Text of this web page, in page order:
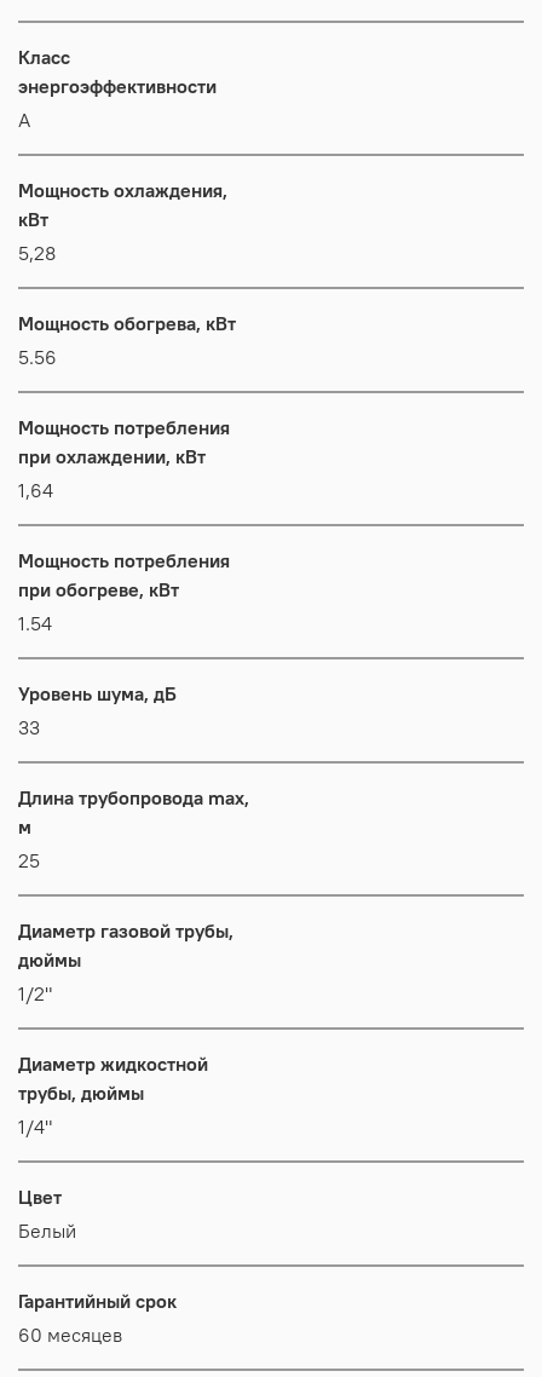
Класс
энергоэффективности
А
Мощность охлаждения,
кВт
5,28
Мощность обогрева, кВт
5.56
Мощность потребления
при охлаждении, кВт
1,64
Мощность потребления
при обогреве, кВт
1.54
Уровень шума, дБ
33
Длина трубопровода max,
м
25
Диаметр газовой трубы,
дюймы
1/2"
Диаметр жидкостной
трубы, дюймы
1/4"
Цвет
Белый
Гарантийный срок
60 месяцев